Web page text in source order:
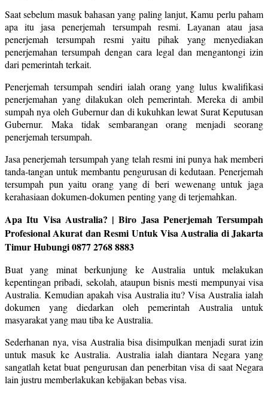
Saat sebelum masuk bahasan yang paling lanjut, Kamu perlu paham
apa itu jasa penerjemah tersumpah resmi. Layanan atau jasa
penerjemah tersumpah resmi yaitu pihak yang menyediakan
penerjemahan tersumpah dengan cara legal dan mengantongi izin
dari pemerintah terkait.
Penerjemah tersumpah sendiri ialah orang yang lulus kwalifikasi
penerjemahan yang dilakukan oleh pemerintah. Mereka di ambil
sumpah nya oleh Gubernur dan di kukuhkan lewat Surat Keputusan
Gubernur. Maka tidak sembarangan orang menjadi seorang
penerjemah tersumpah.
Jasa penerjemah tersumpah yang telah resmi ini punya hak memberi
tanda-tangan untuk membantu pengurusan di kedutaan. Penerjemah
tersumpah pun yaitu orang yang di beri wewenang untuk jaga
kerahasiaan dokumen-dokumen penting yang di terjemahkan.
Apa Itu Visa Australia? | Biro Jasa Penerjemah Tersumpah
Profesional Akurat dan Resmi Untuk Visa Australia di Jakarta
Timur Hubungi 0877 2768 8883
Buat yang minat berkunjung ke Australia untuk melakukan
kepentingan pribadi, sekolah, ataupun bisnis mesti mempunyai visa
Australia. Kemudian apakah visa Australia itu? Visa Australia ialah
dokumen yang diedarkan oleh pemerintah Australia untuk
masyarakat yang mau tiba ke Australia.
Sederhanan nya, visa Australia bisa disimpulkan menjadi surat izin
untuk masuk ke Australia. Australia ialah diantara Negara yang
sangatlah ketat buat pengurusan dan penerbitan visa di saat Negara
lain justru memberlakukan kebijakan bebas visa.